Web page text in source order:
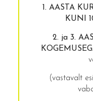
1. AASTA
KUNI
2. ja 3.
(vastavalt